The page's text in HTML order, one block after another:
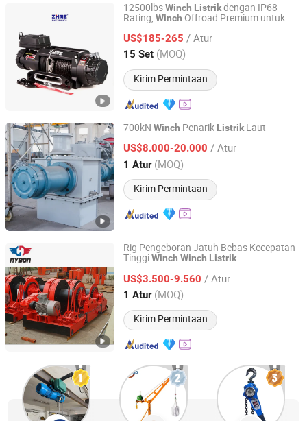
12500lbsWinch Listrikdengan IP68
Rating, Winch Offroad Premium untuk
US$185-265 / Atur
15 Set (MOQ)
Kirim Permintaan
Ningbo Zhonghuang Machine & Electrics Co., Ltd.
Zhejiang, China Harga mulai 2013
700kN Winch Penarik ListrikLaut
US$8.000-20.000 / Atur
1 Atur (MOQ)
Kirim Permintaan
Henan Nucrane Machinery Co.,Ltd.
Henan, China Harga mulai 2019
Rig Pengeboran Jatuh Bebas Kecepatan
TinggiWinch Winch Listrik
US$3.500-9.560 / Atur
1 Atur (MOQ)
Kirim Permintaan
HENAN NYBON MACHINERY CO., LTD.
Henan, China Harga mulai 2018